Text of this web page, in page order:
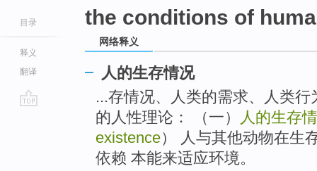
目录
释义
翻译
the conditions of
网络释义
人的生存情况
...存情况、人类的需求、人类
的人性理论： （一）
人的生存
existence） 人与其他动物在生
依赖 本能来适应环境。